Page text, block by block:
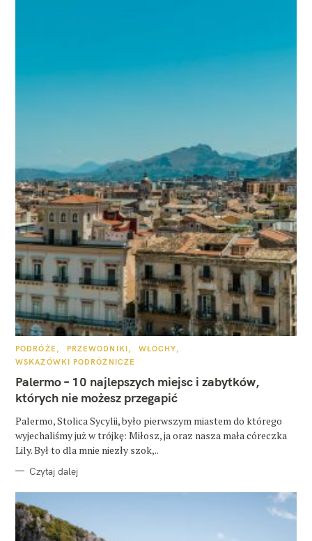
K
T
G
R
PODRÓŻE PRZEWODNIKI
WŁOCHY
WSKAZÓWKI PODRÓŻNICZE
Palermo – 10 najlepszych miejsc i zabytków,
których nie możesz przegapić
Palermo, Stolica Sycylii, było pierwszym miastem do którego
wyjechaliśmy już w trójkę: Miłosz, ja oraz nasza mała córeczka
Lily. Był to dla mnie niezły szok,..
Czytaj dalej